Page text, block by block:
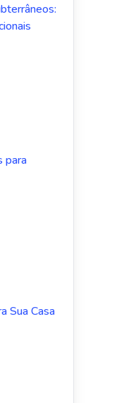
para
Sua Casa